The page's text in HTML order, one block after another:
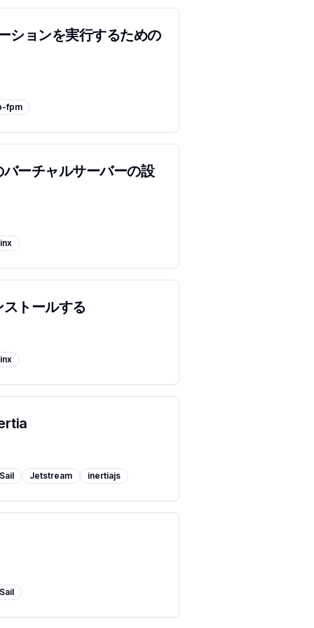
ションを実行するための
fpm
ーチャルサーバーの設
トールする
Sail Jetstream inertiajs
Sail